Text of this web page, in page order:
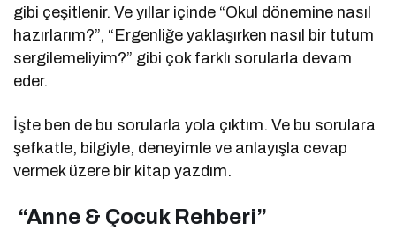
gibi çeşitlenir. Ve yıllar içinde “Okul dönemine nasıl
hazırlarım?”, “Ergenliğe yaklaşırken nasıl bir tutum
sergilemeliyim?” gibi çok farklı sorularla devam
eder.
İşte ben de bu sorularla yola çıktım. Ve bu sorulara
şefkatle, bilgiyle, deneyimle ve anlayışla cevap
vermek üzere bir kitap yazdım.
“Anne & Çocuk Rehberi”